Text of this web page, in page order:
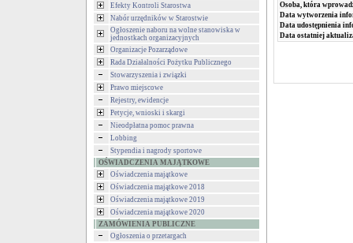
Efekty Kontroli Starostwa
Nabór urzędników w Starostwie
Ogłoszenie naboru na wolne stanowiska w
jednostkach organizacyjnych
Organizacje Pozarządowe
Rada Działalności Pożytku Publicznego
Stowarzyszenia i związki
Prawo miejscowe
Rejestry, ewidencje
Petycje, wnioski i skargi
Nieodpłatna pomoc prawna
Lobbing
Stypendia i nagrody sportowe
OŚWIADCZENIA MAJĄTKOWE
Oświadczenia majątkowe
Oświadczenia majątkowe 2018
Oświadczenia majątkowe 2019
Oświadczenia majątkowe 2020
ZAMÓWIENIA PUBLICZNE
Ogłoszenia o przetargach
Osoba, która
Data wytworzenia
Data udostępnienia
Data ostatniej